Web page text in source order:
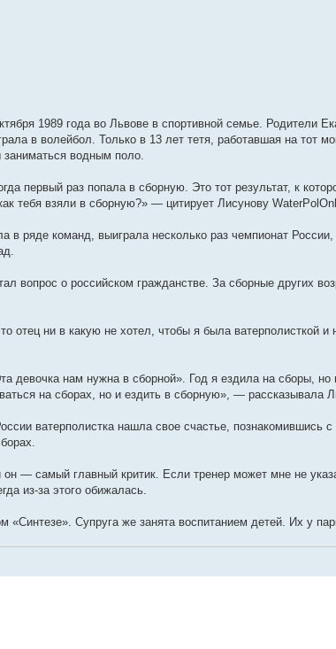
1989 года во Львове в спортивной семье. Родители
в волейбол. Только в 13 лет тетя, работавшая на тот
водным поло.
первый раз попала в сборную. Это тот результат, к
тебя взяли в сборную?» — цитирует Лисунову
в ряде команд, выиграла несколько раз чемпионат
вопрос о российском гражданстве. За сборные других
отец ни в какую не хотел, чтобы я была ватерполисткой
девочка нам нужна в сборной». Год я ездила на сборы, но
на сборах, но и ездить в сборную», — рассказывала
ватерполистка нашла свое счастье, познакомившись
— самый главный критик. Если тренер может мне не
из-за этого обижалась.
«Синтезе». Супруга же занята воспитанием детей. Их у